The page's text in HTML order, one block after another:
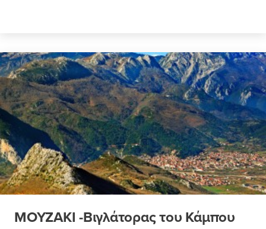
ΜΟΥΖΑΚΙ -Βιγλάτορας του Κάμπου